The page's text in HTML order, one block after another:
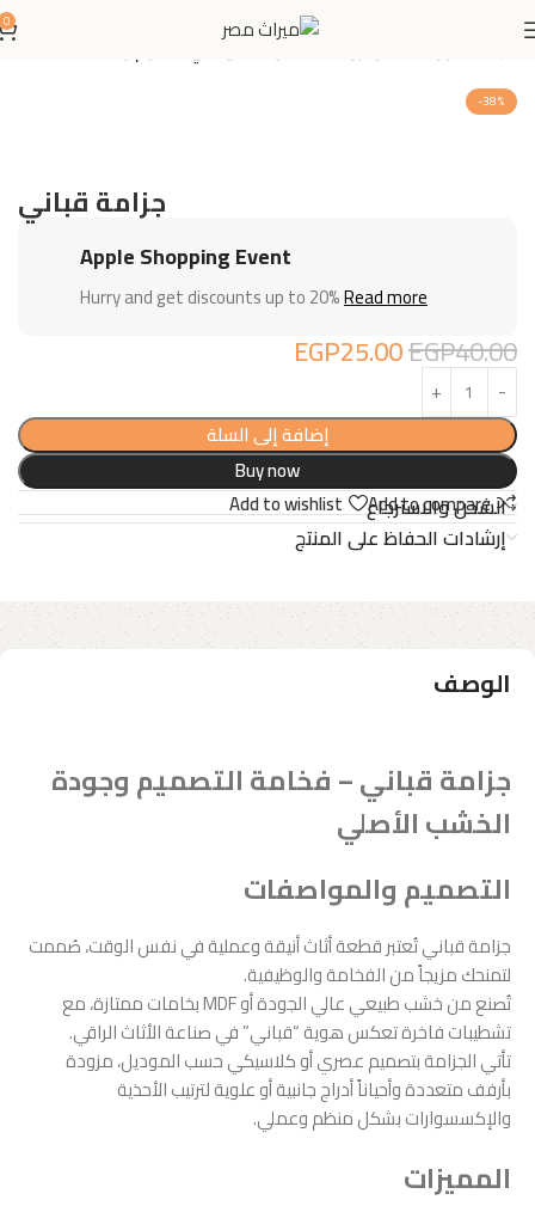
0
جزامات مودرن : الأناقة والعملية في تصميم واحد
-38%
جزامة قباني
Apple Shopping Event
Hurry and get discounts up to 20%Read more
EGP40.00
EGP25.00
إضافة إلى السلة
Buy now
Add to compare
Add to wishlist
الشحن والاسترجاع
إرشادات الحفاظ على المنتج
الوصف
جزامة قباني – فخامة التصميم وجودة
الخشب الأصلي
التصميم والمواصفات
جزامة قباني تُعتبر قطعة أثاث أنيقة وعملية في نفس الوقت، صُممت
لتمنحك مزيجاً من الفخامة والوظيفية.
تُصنع من خشب طبيعي عالي الجودة أو MDF بخامات ممتازة، مع
تشطيبات فاخرة تعكس هوية “قباني” في صناعة الأثاث الراقي.
تأتي الجزامة بتصميم عصري أو كلاسيكي حسب الموديل، مزودة
بأرفف متعددة وأحياناً أدراج جانبية أو علوية لترتيب الأحذية
والإكسسوارات بشكل منظم وعملي.
المميزات